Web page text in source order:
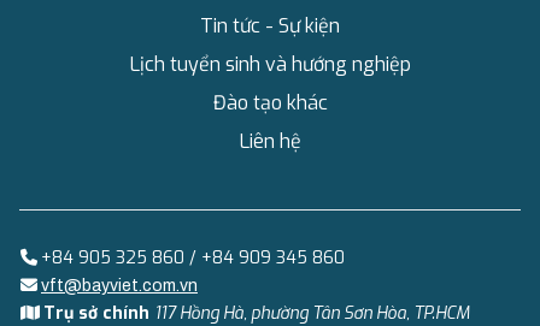
Tin tức - Sự kiện
Lịch tuyển sinh và hướng nghiệp
Đào tạo khác
Liên hệ
+84 905 325 860 / +84 909 345 860
vft@bayviet.com.vn
Trụ sở chính 117 Hồng Hà, phường Tân Sơn Hòa, TP.HCM